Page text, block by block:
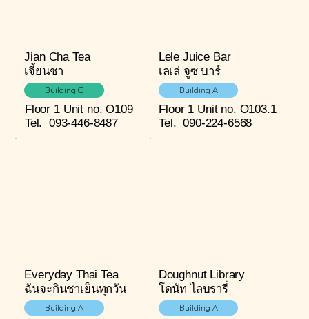
Jian Cha Tea
เจี้ยนชา
Building C
Floor 1 Unit no. O109
Tel. 093-446-8487
Lele Juice Bar
เลเล่ จูซ บาร์
Building A
Floor 1 Unit no. O103.1
Tel. 090-224-6568
Everyday Thai Tea
ฉันจะกินชาเย็นทุกวัน
Building A
Doughnut Library
โดนัท ไลบรารี่
Building A